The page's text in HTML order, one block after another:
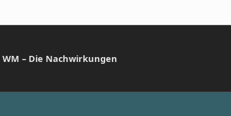
WM – Die Nachwirkungen